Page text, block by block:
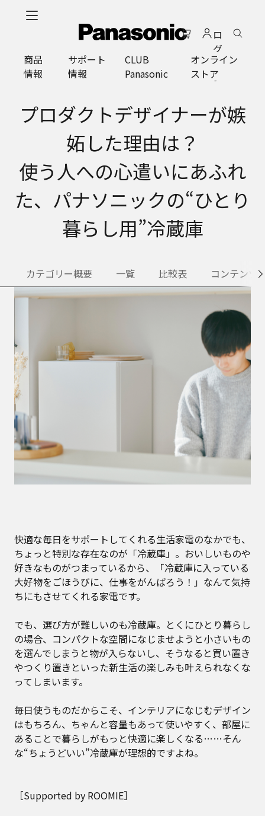
ロ
グ
イ
ン
商品
情報
サポート
情報
CLUB
Panasonic
オンライン
ストア
プロダクトデザイナーが嫉
妬した理由は？
使う人への心遣いにあふれ
た、パナソニックの“ひとり
暮らし用”冷蔵庫
カテゴリー概要 一覧 比較表 コンテンツ
快適な毎日をサポートしてくれる生活家電のなかでも、
ちょっと特別な存在なのが「冷蔵庫」。おいしいものや
好きなものがつまっているから、「冷蔵庫に入っている
大好物をごほうびに、仕事をがんばろう！」なんて気持
ちにもさせてくれる家電です。
でも、選び方が難しいのも冷蔵庫。とくにひとり暮らし
の場合、コンパクトな空間になじませようと小さいもの
を選んでしまうと物が入らないし、そうなると買い置き
やつくり置きといった新生活の楽しみも叶えられなくな
ってしまいます。
毎日使うものだからこそ、インテリアになじむデザイン
はもちろん、ちゃんと容量もあって使いやすく、部屋に
あることで暮らしがもっと快適に楽しくなる……そん
な“ちょうどいい”冷蔵庫が理想的ですよね。
［Supported by ROOMIE］